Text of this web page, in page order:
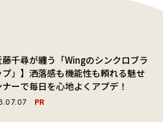
藤千尋が纏う「Wingのシンクロブラ
プ」】洒落感も機能性も頼れる魅せ
ナーで毎日を心地よくアプデ！
PR